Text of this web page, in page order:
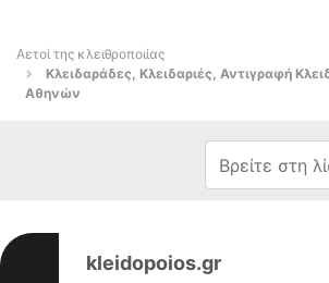
Αετοί της κλειθροποιίας
Κλειδαράδες, Κλειδαριές, Αντιγραφή
Αθηνών
kleidopoios.gr